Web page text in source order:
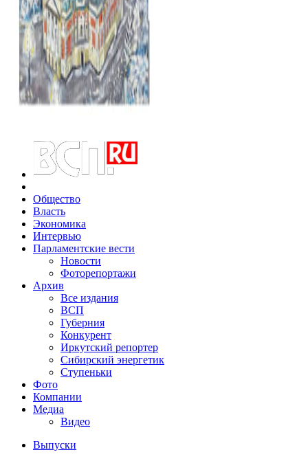
Общество
Власть
Экономика
Интервью
Парламентские вести
Новости
Фоторепортажи
Архив
Все издания
ВСП
Губерния
Конкурент
Иркутский репортер
Сибирский энергетик
Ступеньки
Фото
Компании
Медиа
Видео
Выпуски